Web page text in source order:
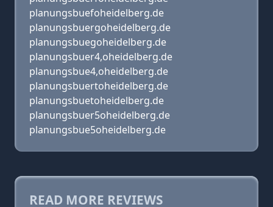
planungsbuefoheidelberg.de
planungsbuergoheidelberg.de
planungsbuegoheidelberg.de
planungsbuer4,oheidelberg.de
planungsbue4,oheidelberg.de
planungsbuertoheidelberg.de
planungsbuetoheidelberg.de
planungsbuer5oheidelberg.de
planungsbue5oheidelberg.de
READ MORE REVIEWS